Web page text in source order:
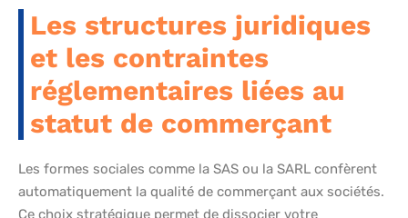
Les structures juridiques
et les contraintes
réglementaires liées au
statut de commerçant
Les formes sociales comme la SAS ou la SARL confèrent
automatiquement la qualité de commerçant aux sociétés.
Ce choix stratégique permet de dissocier votre